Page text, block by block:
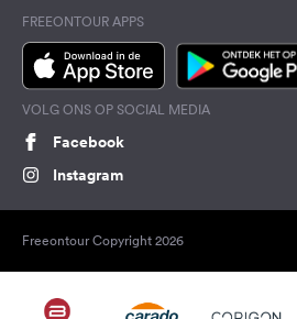
FREEONTOUR APPS
VOLG ONS OP SOCIAL MEDIA
Facebook
Instagram
Freeontour Copyright 2026